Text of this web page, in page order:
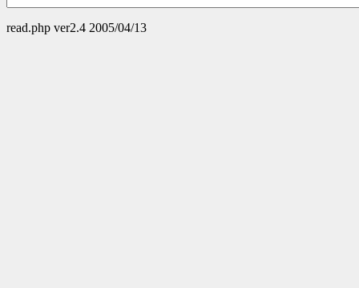
read.php ver2.4 2005/04/13